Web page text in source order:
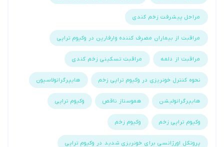
مراحل پیشرفت زخم کندی
مراقبت از بیماران مصرف کننده وارفارین در وکیوم تراپی
مراقبت از دلمه مراقبت تسکینی زخم کندی
نحوه کنترل خونریزی در وکیوم تراپی زخم هایپرگرانولاسیون
هایپرگرانولیشن هموستاز ناقص وکیوم تراپی
وکیوم تراپی زخم وکیوم زخم
پروتکل اورژانسی برای خونریزی شدید در وکیوم تراپی